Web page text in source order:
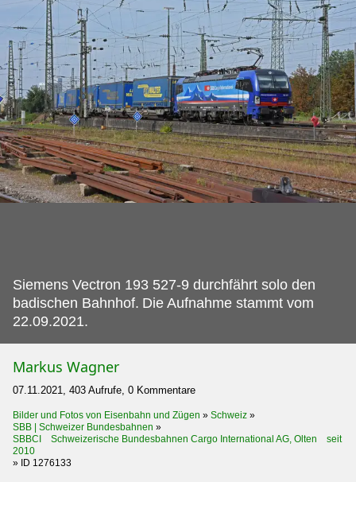
Siemens Vectron 193 527-9 durchfährt solo den
badischen Bahnhof. Die Aufnahme stammt vom
22.09.2021.
Markus Wagner
07.11.2021, 403 Aufrufe, 0 Kommentare
Bilder und Fotos von Eisenbahn und Zügen » Schweiz »
SBB | Schweizer Bundesbahnen »
SBBCI Schweizerische Bundesbahnen Cargo International AG, Olten seit
2010
» ID 1276133